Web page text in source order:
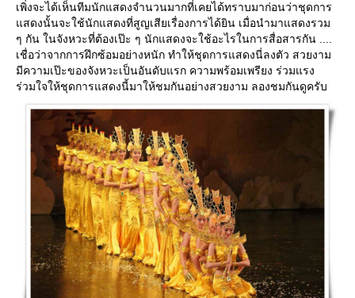
เพิ่งจะได้เห็นทีมนักแสดงจำนวนมากที่เคยได้ทราบมาก่อนว่าชุดการ
สดงนั้นจะใช้นักแสดงที่สูญเสียเรื่องการได้ยิน เมื่อนำมาแสดงรวม
ๆ กัน ในจังหวะที่ต้องเป๊ะ ๆ นักแสดงจะใช้อะไรในการสื่อสารกัน ....
เชื่อว่าจากการฝึกซ้อมอย่างหนัก ทำให้ชุดการแสดงนี่ลงตัว สวยงาม
มีความเป๊ะของจังหวะเป็นอันดับแรก ความพร้อมเพรียง ร่วมแรง
ร่วมใจให้ชุดการแสดงนี้มาให้ชมกันอย่างสวยงาม ลองชมกันดูครับ